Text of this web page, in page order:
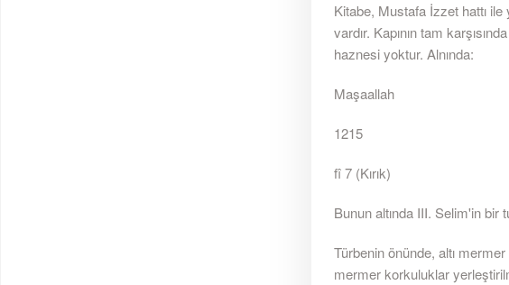
Kitabe, Mustafa İzzet hattı ile
vardır. Kapının tam
haznesi yoktur. Alnında:
Maşaallah
1215
fî 7 (Kırık)
Bunun altında III. Selim'in bir
Türbenin önünde, altı
mermer korkuluklar